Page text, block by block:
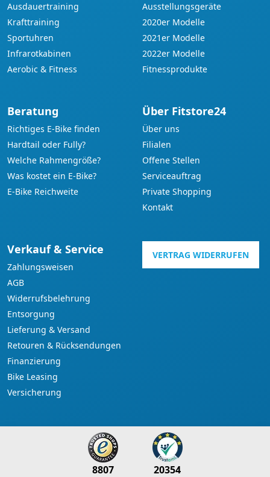
Ausdauertraining
Krafttraining
Sportuhren
Infrarotkabinen
Aerobic & Fitness
Ausstellungsgeräte
2020er Modelle
2021er Modelle
2022er Modelle
Fitnessprodukte
Beratung
Richtiges E-Bike finden
Hardtail oder Fully?
Welche Rahmengröße?
Was kostet ein E-Bike?
E-Bike Reichweite
Über Fitstore24
Über uns
Filialen
Offene Stellen
Serviceauftrag
Private Shopping
Kontakt
Verkauf & Service
Zahlungsweisen
AGB
Widerrufsbelehrung
Entsorgung
Lieferung & Versand
Retouren & Rücksendungen
Finanzierung
Bike Leasing
Versicherung
VERTRAG WIDERRUFEN
8807
20354